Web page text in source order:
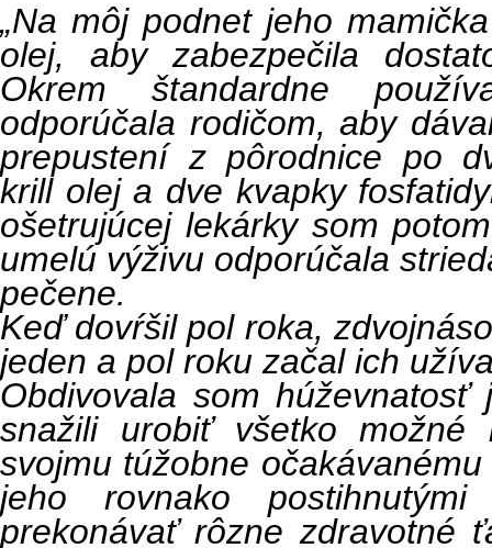
„Na môj podnet jeho
olej, aby zabezpečila
Okrem štandardne
odporúčala rodičom, aby
prepustení z pôrodnice po
krill olej a dve kvapky
ošetrujúcej lekárky som
umelú výživu odporúčala
pečene.
Keď dovŕšil pol roka,
jeden a pol roku začal ich
Obdivovala som
snažili urobiť všetko
svojmu túžobne
jeho rovnako
prekonávať rôzne zdravotné